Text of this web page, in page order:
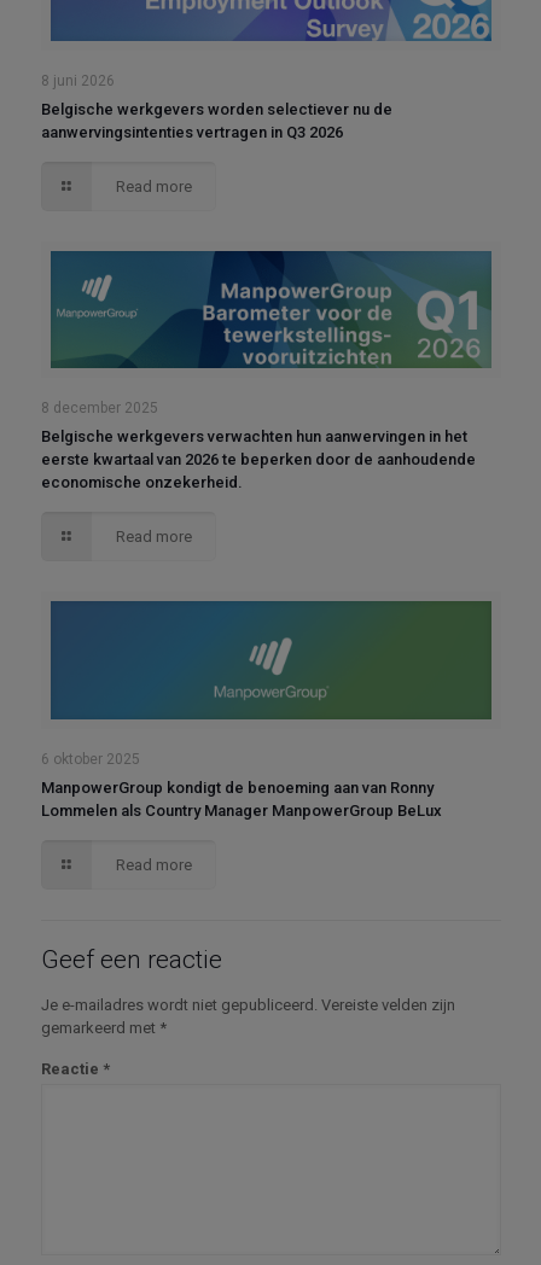
8 juni 2026
Belgische werkgevers worden selectiever nu de
aanwervingsintenties vertragen in Q3 2026
Read more
8 december 2025
Belgische werkgevers verwachten hun aanwervingen in het
eerste kwartaal van 2026 te beperken door de aanhoudende
economische onzekerheid.
Read more
6 oktober 2025
ManpowerGroup kondigt de benoeming aan van Ronny
Lommelen als Country Manager ManpowerGroup BeLux
Read more
Geef een reactie
Je e-mailadres wordt niet gepubliceerd. Vereiste velden zijn
gemarkeerd met *
Reactie *